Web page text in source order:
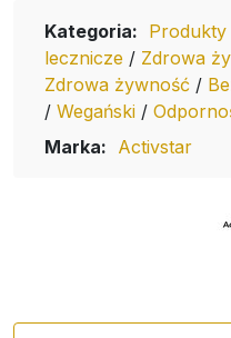
Kategoria: Produkty
lecznicze / Zdrowa
Zdrowa żywność /
/ Wegański /
Marka: Activstar